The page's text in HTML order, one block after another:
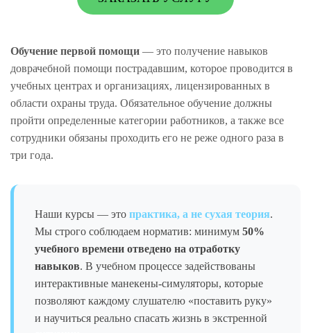
Обучение первой помощи — это получение навыков
доврачебной помощи пострадавшим, которое проводится в
учебных центрах и организациях, лицензированных в
области охраны труда. Обязательное обучение должны
пройти определенные категории работников, а также все
сотрудники обязаны проходить его не реже одного раза в
три года.
Наши курсы — это практика, а не сухая теория.
Мы строго соблюдаем норматив: минимум 50%
учебного времени отведено на отработку
навыков. В учебном процессе задействованы
интерактивные манекены-симуляторы, которые
позволяют каждому слушателю «поставить руку»
и научиться реально спасать жизнь в экстренной